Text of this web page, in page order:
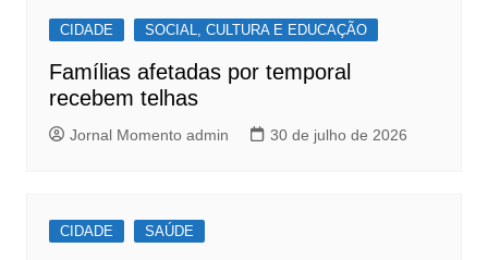
CIDADE SOCIAL, CULTURA E EDUCAÇÃO
Famílias afetadas por temporal
recebem telhas
Jornal Momento admin 30 de julho de 2026
CIDADE SAÚDE